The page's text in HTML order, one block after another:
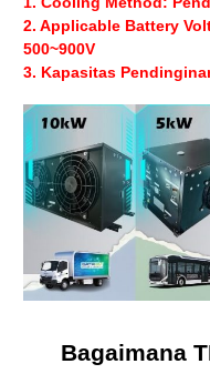
2. Applicable Battery
500~900V
3. Kapasitas
Bagaimana